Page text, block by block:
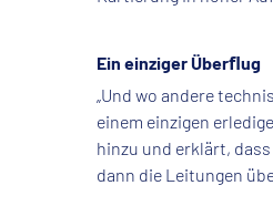
Ein einziger Überﬂug
„Und wo andere
einem einzigen
hinzu und erklärt,
dann die Leitungen